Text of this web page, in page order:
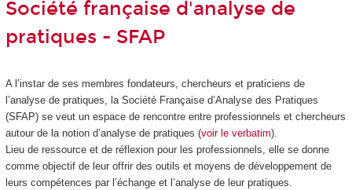
Société française d'analyse de
pratiques - SFAP
A l’instar de ses membres fondateurs, chercheurs et praticiens de
l’analyse de pratiques, la Société Françaised’Analyse des Pratiques
(SFAP) se veut un espace de rencontre entre professionnels et chercheurs
autour de la notion d’analyse de pratiques (voir le verbatim).
Lieu de ressource et de réflexion pour les professionnels, elle se donne
comme objectif de leur offrir des outils et moyens de développement de
leurs compétences par l’échange et l’analyse de leur pratiques.